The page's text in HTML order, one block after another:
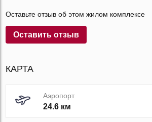
Оставьте отзыв об этом жилом комплексе
Оставить отзыв
КАРТА
Аэропорт
24.6 км